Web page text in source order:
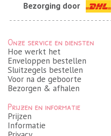
Bezorging door
Onze service en diensten
Hoe werkt het
Enveloppen bestellen
Sluitzegels bestellen
Voor na de geboorte
Bezorgen & afhalen
Prijzen en informatie
Prijzen
Informatie